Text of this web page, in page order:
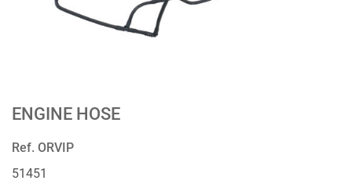
ENGINE HOSE
Ref. ORVIP
51451